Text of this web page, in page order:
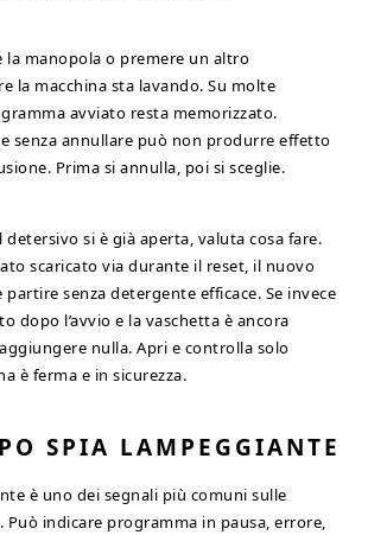
la manopola o premere un altro
la macchina sta lavando. Su molte
avviato resta memorizzato.
senza annullare può non produrre effetto
Prima si annulla, poi si sceglie.
detersivo si è già aperta, valuta cosa fare.
scaricato via durante il reset, il nuovo
senza detergente efficace. Se invece
dopo l’avvio e la vaschetta è ancora
nulla. Apri e controlla solo
è ferma e in sicurezza.
SPIA LAMPEGGIANTE
è uno dei segnali più comuni sulle
Può indicare programma in pausa, errore,